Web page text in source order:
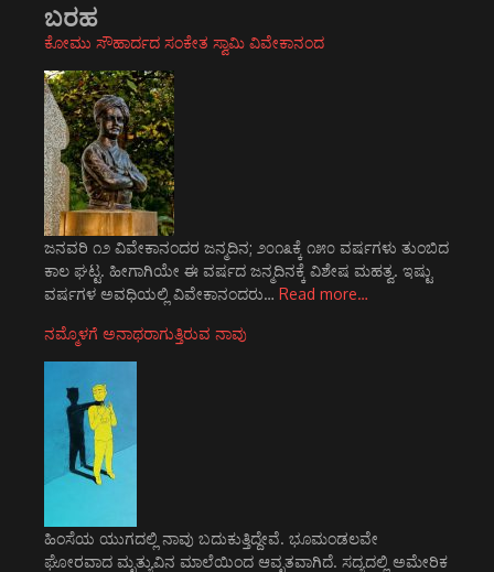
ಬರಹ
ಕೋಮು ಸೌಹಾರ್ದದ ಸಂಕೇತ ಸ್ವಾಮಿ ವಿವೇಕಾನಂದ
ಜನವರಿ ೧೨ ವಿವೇಕಾನಂದರ ಜನ್ಮದಿನ; ೨೦೧೩ಕ್ಕೆ ೧೫೦ ವರ್ಷಗಳು ತುಂಬಿದ
ಕಾಲ ಘಟ್ಟ. ಹೀಗಾಗಿಯೇ ಈ ವರ್ಷದ ಜನ್ಮದಿನಕ್ಕೆ ವಿಶೇಷ ಮಹತ್ವ. ಇಷ್ಟು
ವರ್ಷಗಳ ಅವಧಿಯಲ್ಲಿ ವಿವೇಕಾನಂದರು… Read more…
ನಮ್ಮೊಳಗೆ ಅನಾಥರಾಗುತ್ತಿರುವ ನಾವು
ಹಿಂಸೆಯ ಯುಗದಲ್ಲಿ ನಾವು ಬದುಕುತ್ತಿದ್ದೇವೆ. ಭೂಮಂಡಲವೇ
ಘೋರವಾದ ಮೃತ್ಯುವಿನ ಮಾಲೆಯಿಂದ ಆವೃತವಾಗಿದೆ. ಸದ್ಯದಲ್ಲಿ ಅಮೇರಿಕ